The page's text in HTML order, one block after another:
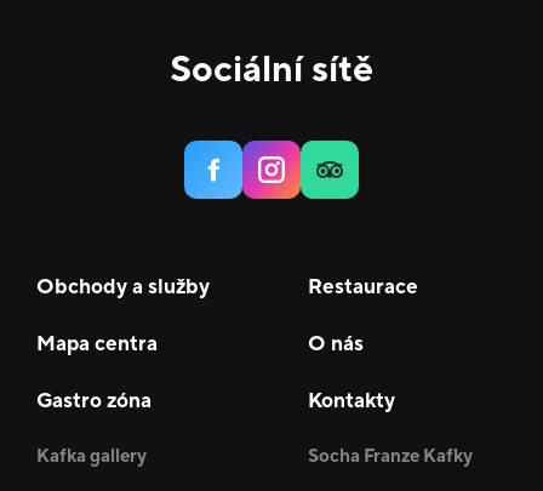
Sociální sítě
Obchody a služby Restaurace
Mapa centra O nás
Gastro zóna Kontakty
Kafka gallery Socha Franze Kafky